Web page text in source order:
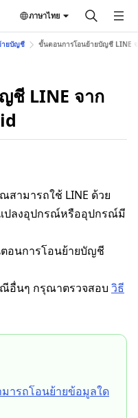
ภาษาไทย
ายบัญชี ขั้นตอนการโอนย้ายบัญชี LINE
ชี LINE จาก
สามารถใช้ LINE ด้วย
ปลงอุปกรณ์หรืออุปกรณ์มี
อนการโอนย้ายบัญชี
อื่นๆ กรุณาตรวจสอบ วิธี
ารถโอนย้ายข้อมูลใด